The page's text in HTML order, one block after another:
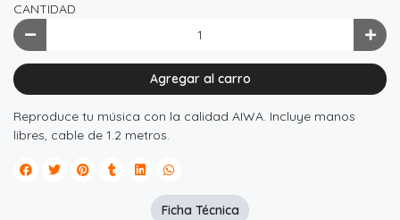
CANTIDAD
Agregar al carro
Reproduce tu música con la calidad AIWA. Incluye manos
libres, cable de 1.2 metros.
Ficha Técnica